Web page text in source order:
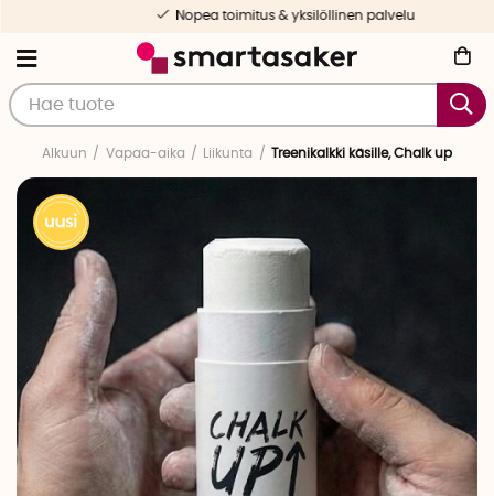
Nopea toimitus & yksilöllinen palvelu
Alkuun Vapaa-aika Liikunta Treenikalkki käsille, Chalk up